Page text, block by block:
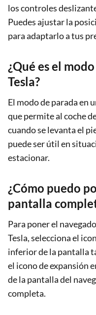
los controles
Puedes ajustar la
para adaptarlo a tus
¿Qué es el
Tesla?
El modo de parada en
que permite al coche
cuando se levanta el
puede ser útil en
estacionar.
¿Cómo puedo
pantalla
Para poner el
Tesla, selecciona el
inferior de la pantalla
el icono de expansión
de la pantalla del
completa.